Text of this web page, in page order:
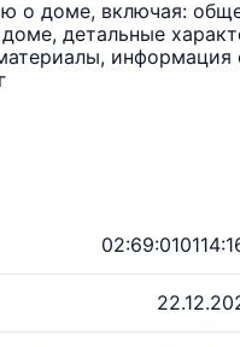
доме, включая:
детальные